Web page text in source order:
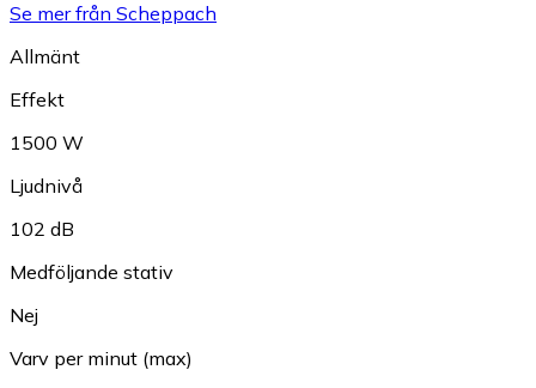
Se mer från Scheppach
Allmänt
Effekt
1500 W
Ljudnivå
102 dB
Medföljande stativ
Nej
Varv per minut (max)